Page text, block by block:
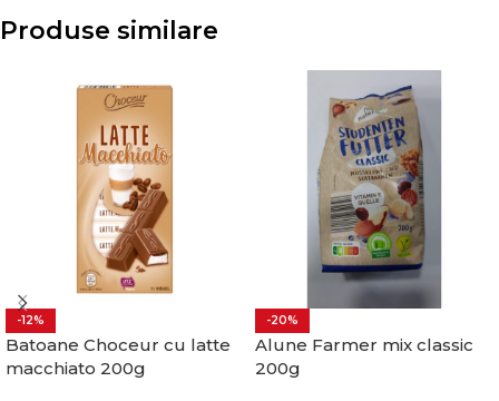
Produse similare
-12%
Batoane Choceur cu latte
macchiato 200g
-20%
Alune Farmer mix classic
200g